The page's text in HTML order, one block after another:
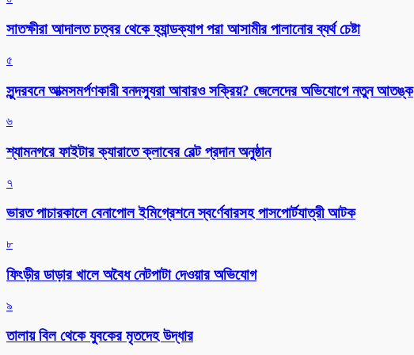
সাতক্ষীরা আদালত চত্বর থেকে হ্যান্ডক্যাপ পরা আসামীর পালানোর ব্যর্থ চেষ্টা
৫
সুন্দরবনে আত্মসমর্পণকারী বনদস্যুরা আবারও সক্রিয়? জেলেদের অভিযোগে নতুন আতঙ্ক
৬
শ্যামনগরে ফাইটার ক্যারাতে ক্লাবের বেল্ট প্রদান অনুষ্ঠান
৭
ভারত পাচারকালে বেনাপোল ইমিগ্রেশনে স্বর্ণেবারসহ পাসপোর্টযাত্রী আটক
৮
ফিংড়ীর ডাড়ার খালে অবৈধ নেটপাটা দেওয়ার অভিযোগ
৯
তালায় বিল থেকে যুবকের মৃতদেহ উদ্ধার